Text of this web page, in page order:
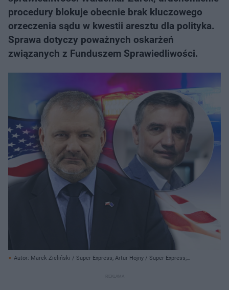
procedury blokuje obecnie brak kluczowego
orzeczenia sądu w kwestii aresztu dla polityka.
Sprawa dotyczy poważnych oskarżeń
związanych z Funduszem Sprawiedliwości.
Autor: Marek Zieliński / Super Express; Artur Hojny / Super Express;